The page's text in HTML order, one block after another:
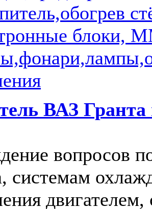
блоки,
ВАЗ Гранта
вопросов
системам